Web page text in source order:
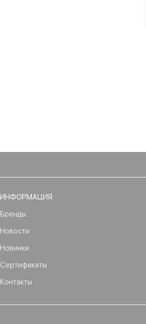
ИНФОРМАЦИЯ
Бренды
Новости
Новинки
Сертификаты
Контакты